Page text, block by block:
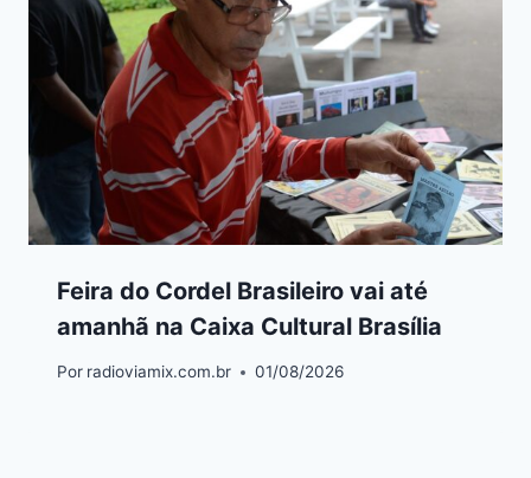
Feira do Cordel Brasileiro vai até
amanhã na Caixa Cultural Brasília
Por radioviamix.com.br 01/08/2026